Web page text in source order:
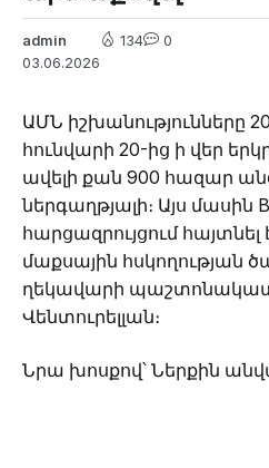
admin
03.06.2026
134 0
ԱՄՆ իշխանությունները
հունվարի 20-ից ի վեր
ավելի քան 900 հազար
ներգաղթյալի։ Այս մասին
հարցազրույցում
մաքսային հսկողության
ղեկավարի
Վենտուրելլան։
Նրա խոսքով՝ Ներքին